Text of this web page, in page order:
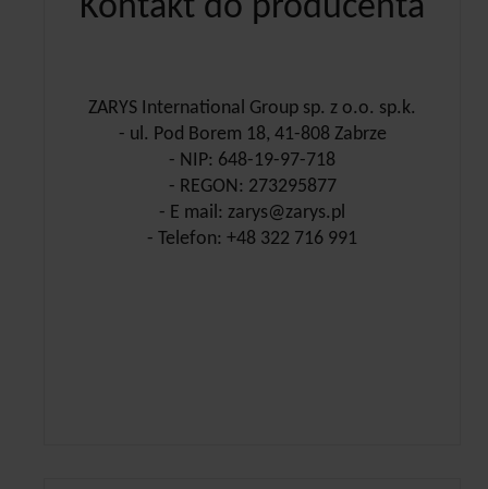
Kontakt do producenta
ZARYS International Group sp. z o.o. sp.k.
- ul. Pod Borem 18, 41-808 Zabrze
- NIP: 648-19-97-718
- REGON: 273295877
- E mail: zarys@zarys.pl
- Telefon: +48 322 716 991